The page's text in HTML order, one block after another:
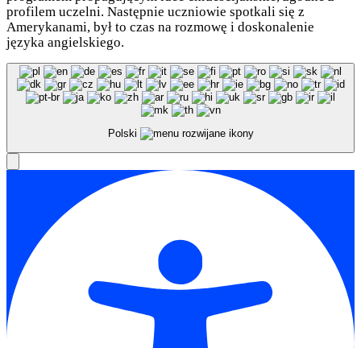
profilem uczelni. Następnie uczniowie spotkali się z
Amerykanami, był to czas na rozmowę i doskonalenie
języka angielskiego.
Polski